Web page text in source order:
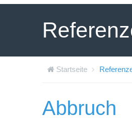
Startseite
Abbruch